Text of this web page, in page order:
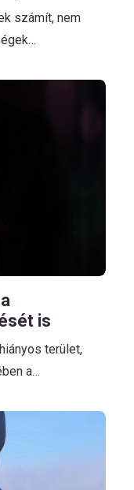
számít, nem
is
terület,
a…